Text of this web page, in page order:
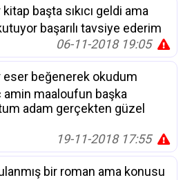
başta sıkıcı geldi ama
başarılı tavsiye ederim
06-11-2018 19:05
beğenerek okudum
maaloufun başka
adam gerçekten güzel
19-11-2018 17:55
bir roman ama konusu